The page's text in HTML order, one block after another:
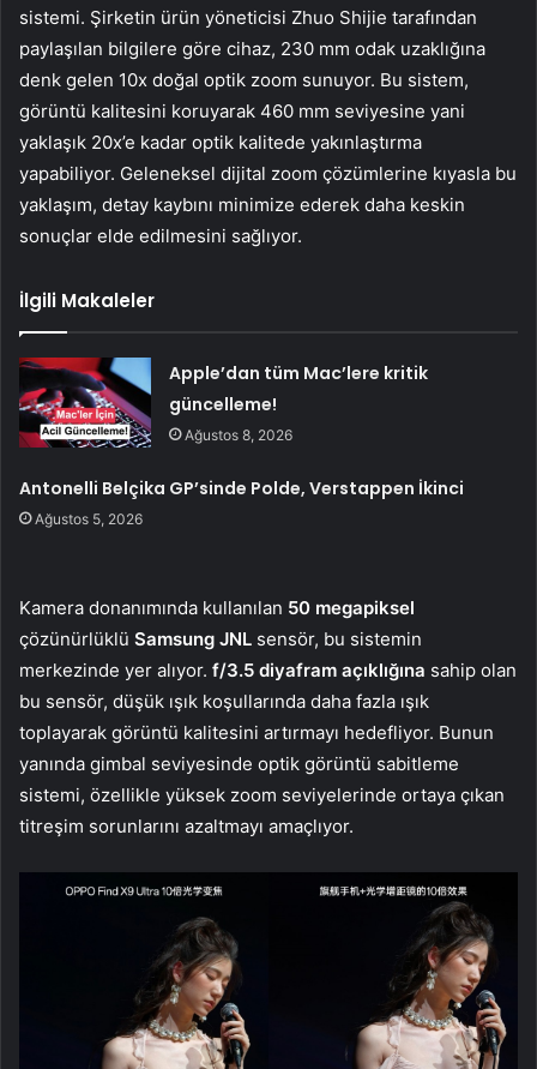
sistemi. Şirketin ürün yöneticisi Zhuo Shijie tarafından
paylaşılan bilgilere göre cihaz, 230 mm odak uzaklığına
denk gelen 10x doğal optik zoom sunuyor. Bu sistem,
görüntü kalitesini koruyarak 460 mm seviyesine yani
yaklaşık 20x’e kadar optik kalitede yakınlaştırma
yapabiliyor. Geleneksel dijital zoom çözümlerine kıyasla bu
yaklaşım, detay kaybını minimize ederek daha keskin
sonuçlar elde edilmesini sağlıyor.
İlgili Makaleler
Apple’dan tüm Mac’lere kritik
güncelleme!
Ağustos 8, 2026
Antonelli Belçika GP’sinde Polde, Verstappen İkinci
Ağustos 5, 2026
Kamera donanımında kullanılan 50 megapiksel
çözünürlüklü Samsung JNL sensör, bu sistemin
merkezinde yer alıyor. f/3.5 diyafram açıklığına sahip olan
bu sensör, düşük ışık koşullarında daha fazla ışık
toplayarak görüntü kalitesini artırmayı hedefliyor. Bunun
yanında gimbal seviyesinde optik görüntü sabitleme
sistemi, özellikle yüksek zoom seviyelerinde ortaya çıkan
titreşim sorunlarını azaltmayı amaçlıyor.